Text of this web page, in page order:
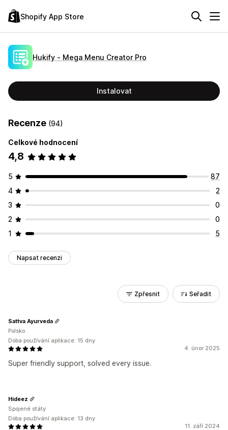
Shopify App Store
Hukify ‑ Mega Menu Creator Pro
Instalovat
Recenze (94)
Celkové hodnocení
4,8
5
87
4
2
3
0
2
0
1
5
Napsat recenzi
Zpřesnit Seřadit
4. únor 2025
Super friendly support, solved every issue.
Sattva Ayurveda
Polsko
Doba používání aplikace: 15 dny
11. září 2024
Hideez
Spojené státy
Doba používání aplikace: 13 dny